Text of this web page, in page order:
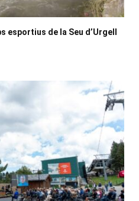
esportius de la Seu d’Urgell